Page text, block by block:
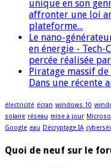
unique en son
affronter une loi
plateforme...
Le nano-
en énergie - Tech-
percée réalisée
Piratage massif
Dans une récente
électricité écran windows 10
solaire réseau mise à jour
Google eau Décryptage IA
Quoi de neuf sur le